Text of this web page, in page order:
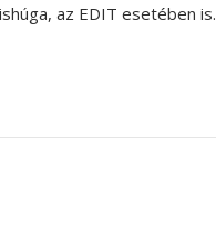
az EDIT esetében is.